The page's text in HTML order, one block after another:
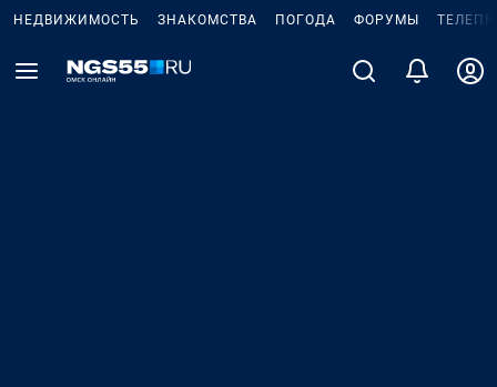
НЕДВИЖИМОСТЬ ЗНАКОМСТВА ПОГОДА ФОРУМЫ